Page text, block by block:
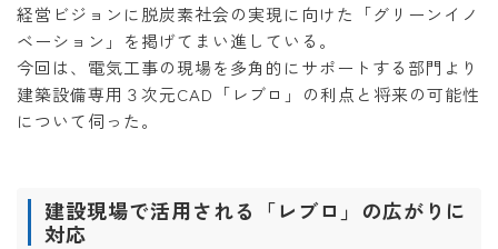
経営ビジョンに脱炭素社会の実現に向けた「グリーンイノ
ベーション」を掲げてまい進している。
今回は、電気工事の現場を多角的にサポートする部門より
建築設備専用３次元CAD「レブロ」の利点と将来の可能性
について伺った。
建設現場で活用される「レブロ」の広がりに
対応